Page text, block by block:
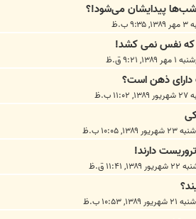
پیدایشان می‌شود!؟
ب.ظ
که نفس نمی کشد!
۱۳۸۹, ۹:۲۱ ق.ظ
دارای ذهن است؟
ب.ظ
۱۳۸۹, ۱۰:۰۵ ب.ظ
دارند!
۱۳۸۹, ۱۱:۴۱ ق.ظ
۱۳۸۹, ۱۰:۵۳ ب.ظ